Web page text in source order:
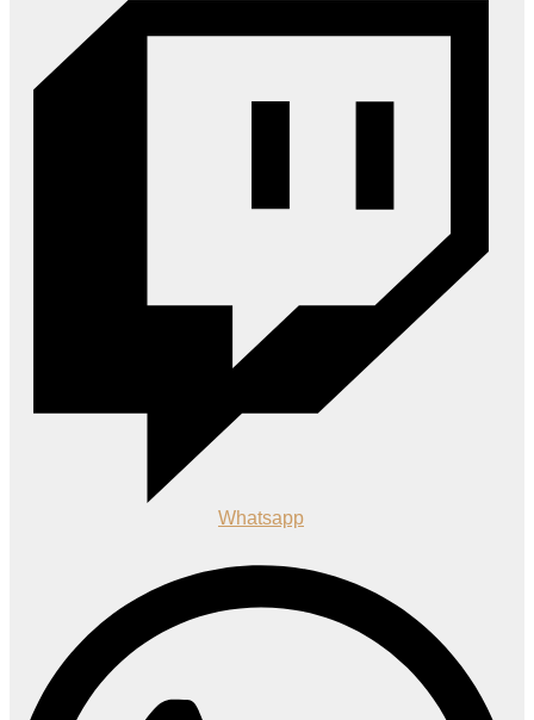
Whatsapp